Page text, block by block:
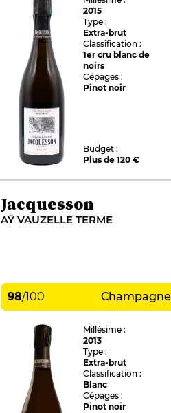
2015
Type :
Extra-brut
Classification :
1er cru blanc de
noirs
Cépages :
Pinot noir
Budget :
Plus de 120 €
Jacquesson
AŸ VAUZELLE TERME
98/100 Champagne
Millésime :
2013
Type :
Extra-brut
Classification :
Blanc
Cépages :
Pinot noir